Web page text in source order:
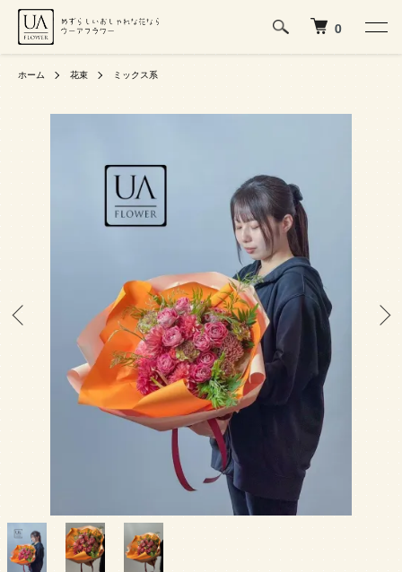
0
ホーム 花束 ミックス系